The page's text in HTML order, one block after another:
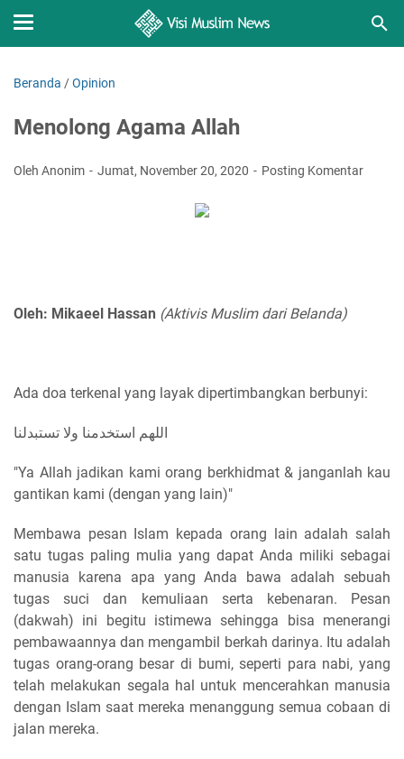
Beranda /Opinion
Menolong Agama Allah
Oleh Anonim Jumat, November 20, 2020 Posting Komentar
Oleh: Mikaeel Hassan (Aktivis Muslim dari Belanda)
Ada doa terkenal yang layak dipertimbangkan berbunyi:
اللهم استخدمنا ولا تستبدلنا
"Ya Allah jadikan kami orang berkhidmat & janganlah kau
gantikan kami (dengan yang lain)"
Membawa pesan Islam kepada orang lain adalah salah
satu tugas paling mulia yang dapat Anda miliki sebagai
manusia karena apa yang Anda bawa adalah sebuah
tugas suci dan kemuliaan serta kebenaran. Pesan
(dakwah) ini begitu istimewa sehingga bisa menerangi
pembawaannya dan mengambil berkah darinya. Itu adalah
tugas orang-orang besar di bumi, seperti para nabi, yang
telah melakukan segala hal untuk mencerahkan manusia
dengan Islam saat mereka menanggung semua cobaan di
jalan mereka.